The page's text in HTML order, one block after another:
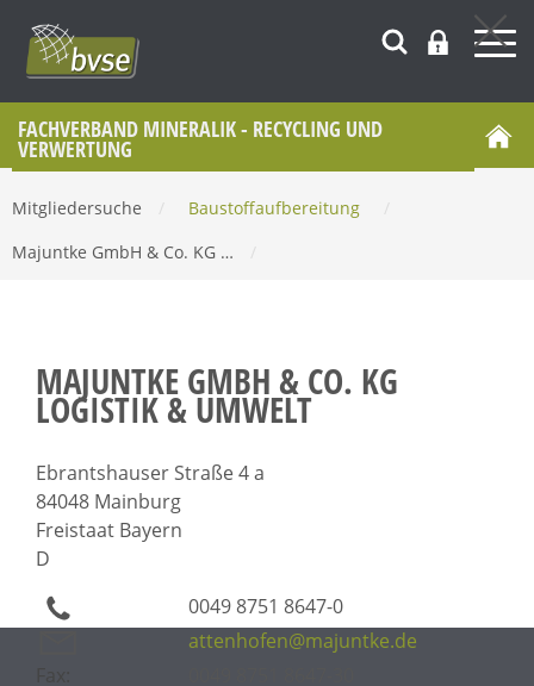
FACHVERBAND MINERALIK - RECYCLING UND
VERWERTUNG
Mitgliedersuche Baustoffaufbereitung
Majuntke GmbH & Co. KG …
MAJUNTKE GMBH & CO. KG
LOGISTIK & UMWELT
Ebrantshauser Straße 4 a
84048 Mainburg
Freistaat Bayern
D
0049 8751 8647-0
attenhofen@majuntke.de